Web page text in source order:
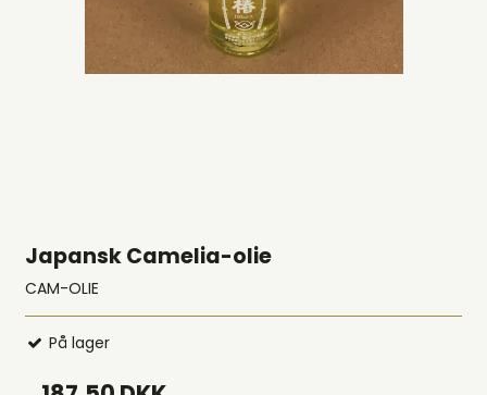
Japansk Camelia-olie
CAM-OLIE
På lager